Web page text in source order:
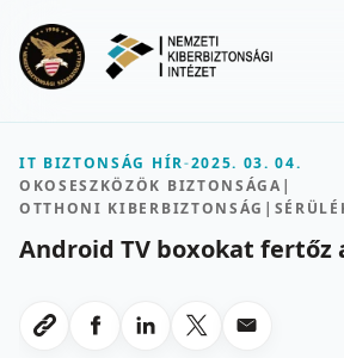
IT BIZTONSÁG HÍR-2025. 03. 04.
OKOSESZKÖZÖK BIZTONSÁGA |
OTTHONI KIBERBIZTONSÁG |
Android TV boxokat fertőz
Link masolasa
Megosztas Facebookon
Megosztas LinkedInen
Megosztas X-en
Megosztas